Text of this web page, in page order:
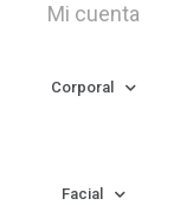
Mi cuenta
Corporal
Facial